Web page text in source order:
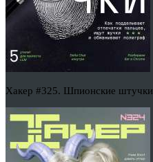
Хакер #325. Шпионские штучки